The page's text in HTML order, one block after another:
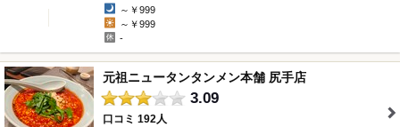
～￥999
～￥999
-
元祖ニュータンタンメン本舗 尻手店
3.09
口コミ 192人